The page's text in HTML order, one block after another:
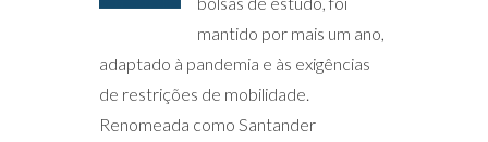
mantido por mais um ano,
adaptado à pandemia e às exigências
de restrições de mobilidade.
Renomeada como Santander